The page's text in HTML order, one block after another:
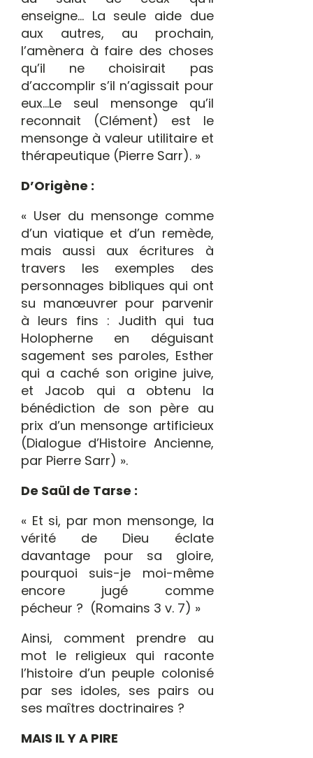
enseigne… La seule aide due
aux autres, au prochain,
l’amènera à faire des choses
qu’il ne choisirait pas
d’accomplir s’il n’agissait pour
eux…Le seul mensonge qu’il
reconnait (Clément) est le
mensonge à valeur utilitaire et
thérapeutique (Pierre Sarr). »
D’Origène :
« User du mensonge comme
d’un viatique et d’un remède,
mais aussi aux écritures à
travers les exemples des
personnages bibliques qui ont
su manœuvrer pour parvenir
à leurs fins : Judith qui tua
Holopherne en déguisant
sagement ses paroles, Esther
qui a caché son origine juive,
et Jacob qui a obtenu la
bénédiction de son père au
prix d’un mensonge artificieux
(Dialogue d’Histoire Ancienne,
par Pierre Sarr) ».
De Saül de Tarse :
« Et si, par mon mensonge, la
vérité de Dieu éclate
davantage pour sa gloire,
pourquoi suis-je moi-même
encore jugé comme
pécheur ? (Romains 3 v. 7) »
Ainsi, comment prendre au
mot le religieux qui raconte
l’histoire d’un peuple colonisé
par ses idoles, ses pairs ou
ses maîtres doctrinaires ?
MAIS IL Y A PIRE